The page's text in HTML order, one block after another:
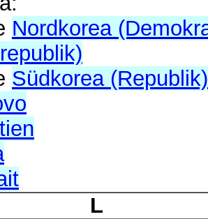
Nordkorea
Südkorea (Republik)
L